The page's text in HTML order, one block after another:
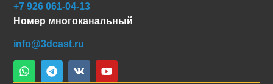
+7 926 061-04-13
Номер многоканальный
info@3dcast.ru